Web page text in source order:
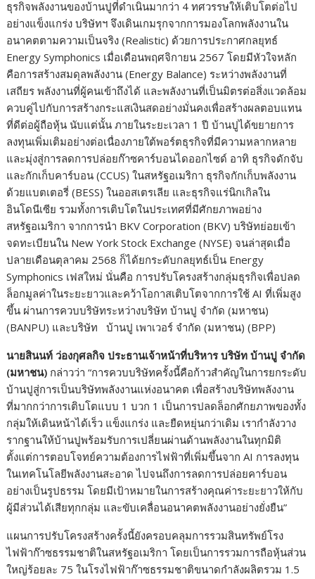
ธุรกิจพลังงานของบ้านปูที่ดำเนินมากว่า 4 ทศวรรษให้เติบโตต่อไป
อย่างแข็งแกร่ง บริษัทฯ จึงเดินเกมรุกจากการมองโลกพลังงานใน
อนาคตตามความเป็นจริง (Realistic) ด้วยการประกาศกลยุทธ์
Energy Symphonics เมื่อเดือนพฤศจิกายน 2567 โดยมีหัวใจหลัก
คือการสร้างสมดุลพลังงาน (Energy Balance) ระหว่างพลังงานที่
เสถียร พลังงานที่ผู้คนเข้าถึงได้ และพลังงานที่เป็นมิตรต่อสิ่งแวดล้อม
ควบคู่ไปกับการสร้างกระแสเงินสดอย่างมั่นคงเพื่อสร้างผลตอบแทน
ที่ดีต่อผู้ถือหุ้น นับแต่นั้น ภายในระยะเวลา 1 ปี บ้านปูได้ขยายการ
ลงทุนเพิ่มเติมอย่างต่อเนื่องภายใต้พอร์ตธุรกิจที่มีความหลากหลาย
และมุ่งสู่การลดการปล่อยก๊าซคาร์บอนไดออกไซด์ อาทิ ธุรกิจดักจับ
และกักเก็บคาร์บอน (CCUS) ในสหรัฐอเมริกา ธุรกิจกักเก็บพลังงาน
ด้วยแบตเตอรี่ (BESS) ในออสเตรเลีย และธุรกิจแร่นิกเกิลใน
อินโดนีเซีย รวมทั้งการเติบโตในประเทศที่มีศักยภาพอย่าง
สหรัฐอเมริกา จากการนำ BKV Corporation (BKV) บริษัทย่อยเข้า
จดทะเบียนใน New York Stock Exchange (NYSE) จนล่าสุดเมื่อ
ปลายเดือนตุลาคม 2568 ก็ได้ยกระดับกลยุทธ์เป็น Energy
Symphonics เฟสใหม่ นั่นคือ การปรับโครงสร้างกลุ่มธุรกิจเพื่อปลด
ล็อกมูลค่าในระยะยาวและคว้าโอกาสเติบโตจากการใช้ AI ที่เพิ่มสูง
ขึ้น ผ่านการควบบริษัทระหว่างบริษัท บ้านปู จำกัด (มหาชน)
(BANPU) และบริษัท บ้านปู เพาเวอร์ จำกัด (มหาชน) (BPP)
นายสินนท์ ว่องกุศลกิจ ประธานเจ้าหน้าที่บริหาร บริษัท บ้านปู จำกัด
(มหาชน) กล่าวว่า “การควบบริษัทครั้งนี้คือก้าวสำคัญในการยกระดับ
บ้านปูสู่การเป็นบริษัทพลังงานแห่งอนาคต เพื่อสร้างบริษัทพลังงาน
ที่มากกว่าการเติบโตแบบ 1 บวก 1 เป็นการปลดล็อกศักยภาพของทั้ง
กลุ่มให้เดินหน้าได้เร็ว แข็งแกร่ง และยืดหยุ่นกว่าเดิม เรากำลังวาง
รากฐานให้บ้านปูพร้อมรับการเปลี่ยนผ่านด้านพลังงานในทุกมิติ
ตั้งแต่การตอบโจทย์ความต้องการไฟฟ้าที่เพิ่มขึ้นจาก AI การลงทุน
ในเทคโนโลยีพลังงานสะอาด ไปจนถึงการลดการปล่อยคาร์บอน
อย่างเป็นรูปธรรม โดยมีเป้าหมายในการสร้างคุณค่าระยะยาวให้กับ
ผู้มีส่วนได้เสียทุกกลุ่ม และขับเคลื่อนอนาคตพลังงานอย่างยั่งยืน”
แผนการปรับโครงสร้างครั้งนี้ยังครอบคลุมการรวมสินทรัพย์โรง
ไฟฟ้าก๊าซธรรมชาติในสหรัฐอเมริกา โดยเป็นการรวมการถือหุ้นส่วน
ใหญ่ร้อยละ 75 ในโรงไฟฟ้าก๊าซธรรมชาติขนาดกำลังผลิตรวม 1.5